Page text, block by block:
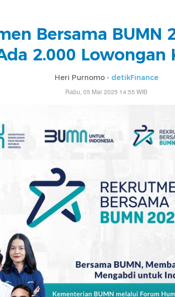
Bersama BUMN
2.000 Lowongan
Heri Purnomo - detikFinance
Rabu, 05 Mar 2025 14:55 WIB